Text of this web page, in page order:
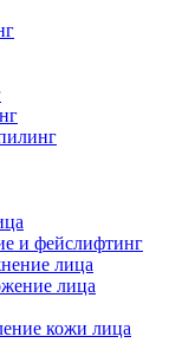
и фейслифтинг
лица
лица
кожи лица